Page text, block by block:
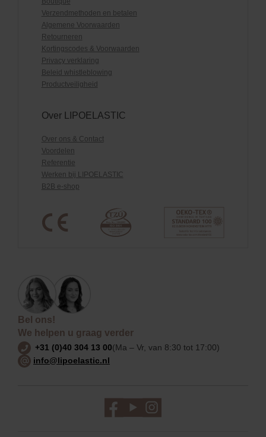
Verzendmethoden en betalen
Algemene Voorwaarden
Retourneren
Kortingscodes & Voorwaarden
Privacy verklaring
Beleid whistleblowing
Productveiligheid
Over LIPOELASTIC
Over ons & Contact
Voordelen
Referentie
Werken bij LIPOELASTIC
B2B e-shop
Bel ons!
We helpen u graag verder
+31 (0)40 304 13 00(Ma – Vr, van 8:30 tot 17:00)
info@lipoelastic.nl